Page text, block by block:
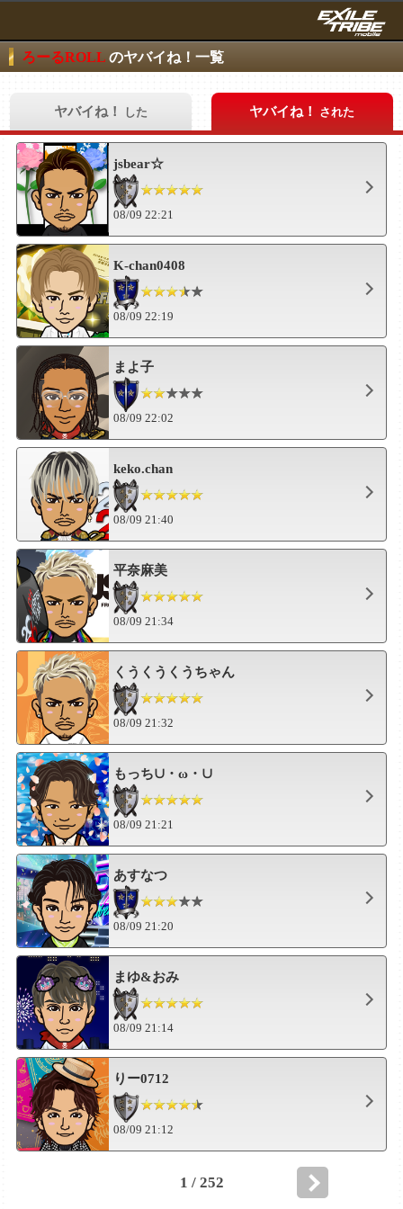
ろーるROLL のヤバイね！一覧
ヤバイね！ した ヤバイね！ された
jsbear☆
08/09 22:21
K-chan0408
08/09 22:19
まよ子
08/09 22:02
keko.chan
08/09 21:40
平奈麻美
08/09 21:34
くうくうくうちゃん
08/09 21:32
もっち∪・ω・∪
08/09 21:21
あすなつ
08/09 21:20
まゆ&おみ
08/09 21:14
りー0712
08/09 21:12
1 / 252